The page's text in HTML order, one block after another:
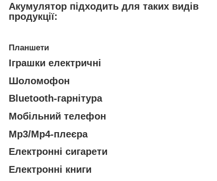
Акумулятор підходить для таких видів
продукції:
Планшети
Іграшки електричні
Шоломофон
Bluetooth-гарнітура
Мобільний телефон
Mp3/Mp4-плеєра
Електронні сигарети
Електронні книги